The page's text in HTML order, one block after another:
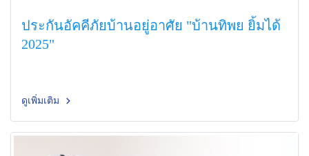
ประกันอัคคีภัยบ้านอยู่อาศัย "บ้านทิพย ยิ้มได้
2025"
ดูเพิ่มเติม